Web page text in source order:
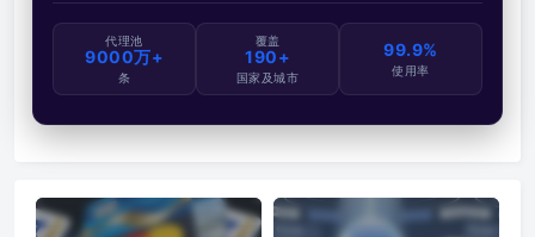
代理池
9000万+
条
覆盖
190+
国家及城市
99.9%
使用率